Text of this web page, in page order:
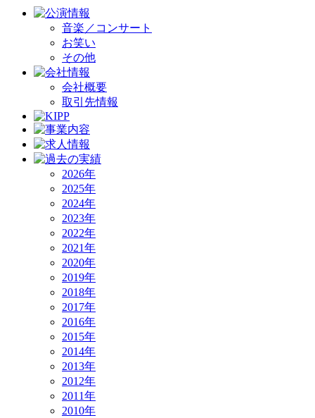
音楽／コンサート
お笑い
その他
会社概要
取引先情報
2026年
2025年
2024年
2023年
2022年
2021年
2020年
2019年
2018年
2017年
2016年
2015年
2014年
2013年
2012年
2011年
2010年